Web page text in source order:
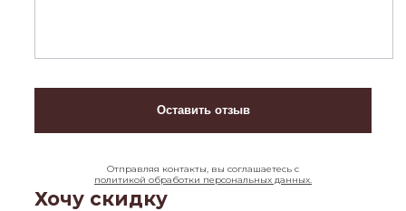
Отправляя контакты, вы соглашаетесь с
политикой обработки персональных данных.
Хочу скидку